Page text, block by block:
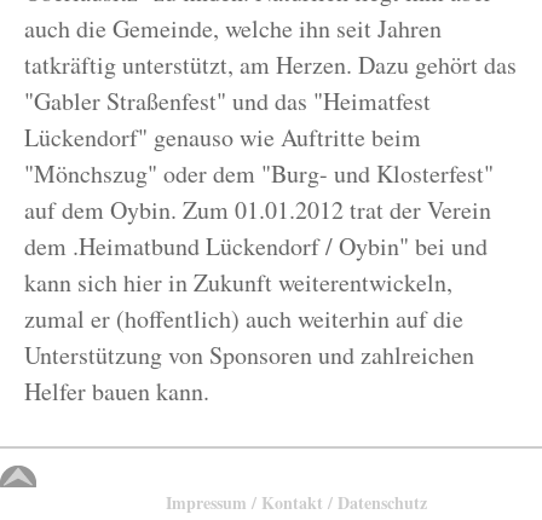
auch die Gemeinde, welche ihn seit Jahren
tatkräftig unterstützt, am Herzen. Dazu gehört das
"Gabler Straßenfest" und das "Heimatfest
Lückendorf" genauso wie Auftritte beim
"Mönchszug" oder dem "Burg- und Klosterfest"
auf dem Oybin. Zum 01.01.2012 trat der Verein
dem .Heimatbund Lückendorf / Oybin" bei und
kann sich hier in Zukunft weiterentwickeln,
zumal er (hoffentlich) auch weiterhin auf die
Unterstützung von Sponsoren und zahlreichen
Helfer bauen kann.
Impressum / Kontakt / Datenschutz